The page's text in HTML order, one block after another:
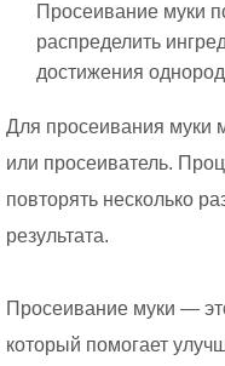
Просеивание муки
распределить
достижения
Для просеивания муки
или просеиватель.
повторять несколько
результата.
Просеивание муки —
который помогает